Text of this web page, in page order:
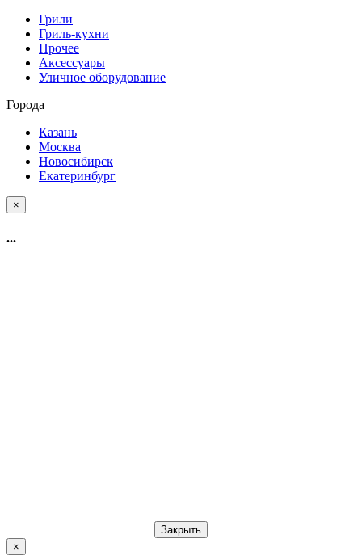
Грили
Гриль-кухни
Прочее
Аксессуары
Уличное оборудование
Города
Казань
Москва
Новосибирск
Екатеринбург
×
...
Закрыть
×